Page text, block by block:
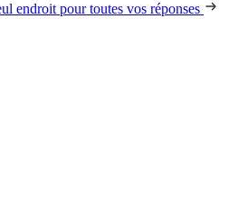
endroit pour toutes vos réponses